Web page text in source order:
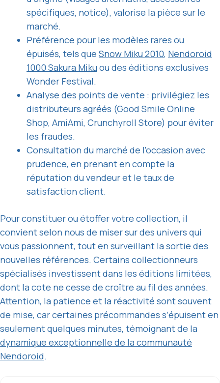
spécifiques, notice), valorise la pièce sur le
marché.
Préférence pour les modèles rares ou
épuisés, tels que Snow Miku 2010, Nendoroid
1000 Sakura Mikuou des éditions exclusives
Wonder Festival.
Analyse des points de vente : privilégiez les
distributeurs agréés (Good Smile Online
Shop, AmiAmi, Crunchyroll Store) pour éviter
les fraudes.
Consultation du marché de l’occasion avec
prudence, en prenant en compte la
réputation du vendeur et le taux de
satisfaction client.
Pour constituer ou étoffer votre collection, il
convient selon nous de miser sur des univers qui
vous passionnent, tout en surveillant la sortie des
nouvelles références. Certains collectionneurs
spécialisés investissent dans les éditions limitées,
dont la cote ne cesse de croître au fil des années.
Attention, la patience et la réactivité sont souvent
de mise, car certaines précommandes s’épuisent en
seulement quelques minutes, témoignant de la
dynamique exceptionnelle de la communauté
Nendoroid.